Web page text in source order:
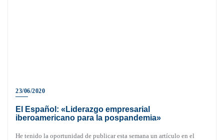
23/06/2020
El Español: «Liderazgo empresarial
iberoamericano para la pospandemia»
He tenido la oportunidad de publicar esta semana un artículo en el